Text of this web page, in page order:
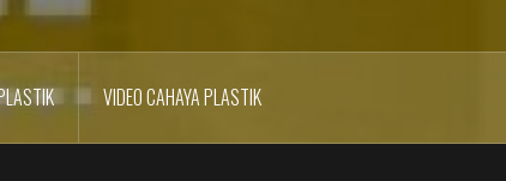
VIDEO CAHAYA PLASTIK